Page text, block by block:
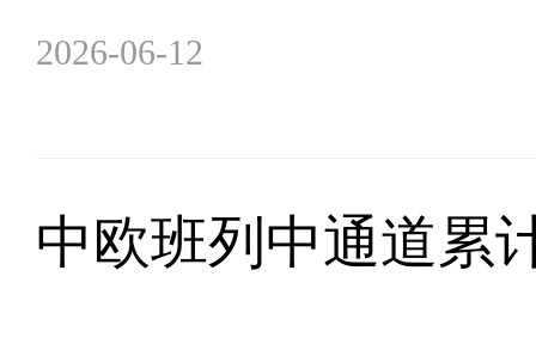
2026-06-12
中欧班列中通道累